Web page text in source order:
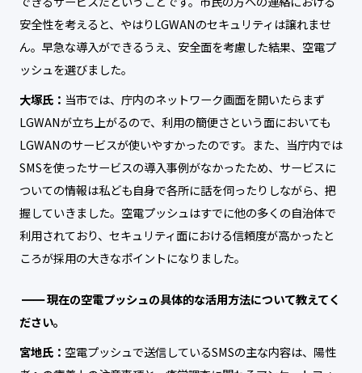
安全性を考えると、やはりLGWANのセキュリティは譲れませ
ん。早急な導入ができるうえ、安全面を考慮した結果、空電プ
ッシュを選びました。
大塚氏： 当市では、庁内のネットワーク画面を開いたらまず
LGWANが立ち上がるので、利用の簡便さという面においても
LGWANのサービスが使いやすかったのです。また、当庁内では
SMSを使ったサービスの導入事例がなかったため、サービスに
ついての情報は私ども自身で各所に話を伺ったりしながら、把
握していきました。空電プッシュはすでに他の多くの自治体で
利用されており、セキュリティ面における信頼度が高かったと
ころが採用の大きなポイントになりました。
現在の空電プッシュの具体的な活用方法について教えてく
ださい。
宮地氏： 空電プッシュで送信しているSMSの主な内容は、陽性